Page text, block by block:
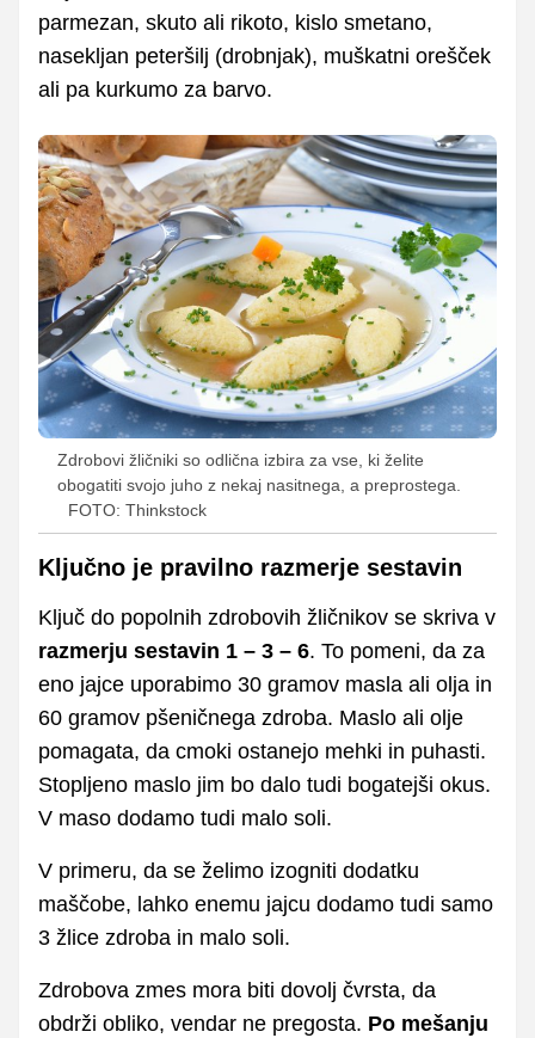
parmezan, skuto ali rikoto, kislo smetano,
nasekljan peteršilj (drobnjak), muškatni orešček
ali pa kurkumo za barvo.
Zdrobovi žličniki so odlična izbira za vse, ki želite
obogatiti svojo juho z nekaj nasitnega, a preprostega.
FOTO: Thinkstock
Ključno je pravilno razmerje sestavin
Ključ do popolnih zdrobovih žličnikov se skriva v
razmerju sestavin 1 – 3 – 6. To pomeni, da za
eno jajce uporabimo 30 gramov masla ali olja in
60 gramov pšeničnega zdroba. Maslo ali olje
pomagata, da cmoki ostanejo mehki in puhasti.
Stopljeno maslo jim bo dalo tudi bogatejši okus.
V maso dodamo tudi malo soli.
V primeru, da se želimo izogniti dodatku
maščobe, lahko enemu jajcu dodamo tudi samo
3 žlice zdroba in malo soli.
Zdrobova zmes mora biti dovolj čvrsta, da
obdrži obliko, vendar ne pregosta. Po mešanju